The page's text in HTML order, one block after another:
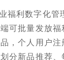
福利数字化管
可批量发放福
，个人用户注
分新品推荐、